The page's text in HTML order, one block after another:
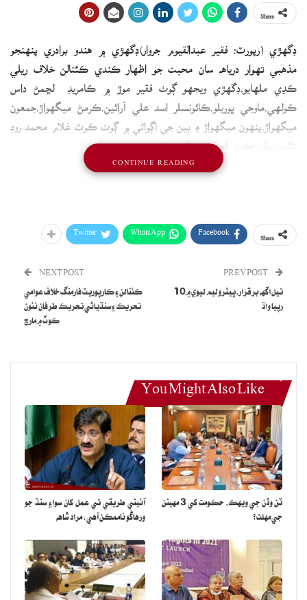
ڊگھڙي (رپورٽ: فقير عبدالقيوم جروار)ڊگھڙي ۾ هندو برادري پنهنجو
مذھبي تهوار درياهه سان محبت جو اظهار ڪندي ڪئنالن خلاف ريلي
ڪڍي ملهايو،ڊگھڙي ويجهو ڳوٺ فقير موڙ ۾ ڪامريڊ لڇمڻ داس
ڪولهي،ماوجي ڀوريلو،ڪائونسلر اسد علي آرائين،ڪرمڻ ميگهواڙ،جمعون
ميگهواڙ،پنهون ميگهواڙ ۽ ٻين جي اڳواڻي ۾ ڳوٺ ڪوٽ غلام محمد روڊ
تائين ريلي ڪڍي احتاجي مظاهرو ڪيو ويو
Facebook
WhatsApp
Twitter
تيل اگهه برقرار،پيٽروليم ليوي ۾10
رپيا واڌ
NEXT POST
ڪئنالن ۽ ڪارپوريٽ فارمنگ خلاف عوامي
تحريڪ ۽ سنڌياڻي تحريڪ طرفان نئون
ڪوٽ ۾ مارچ
You Might Also Like
ٽن وڏن جي ويهڪ، حڪومت کي 3 مهينن
جي مهلت؟
آئيني طريقي تي عمل کان سواءِ سنڌ جو
ورهاڱو ناممڪن آهي: مراد شاهه